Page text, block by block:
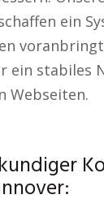
ein
ein stabiles
Webseiten.